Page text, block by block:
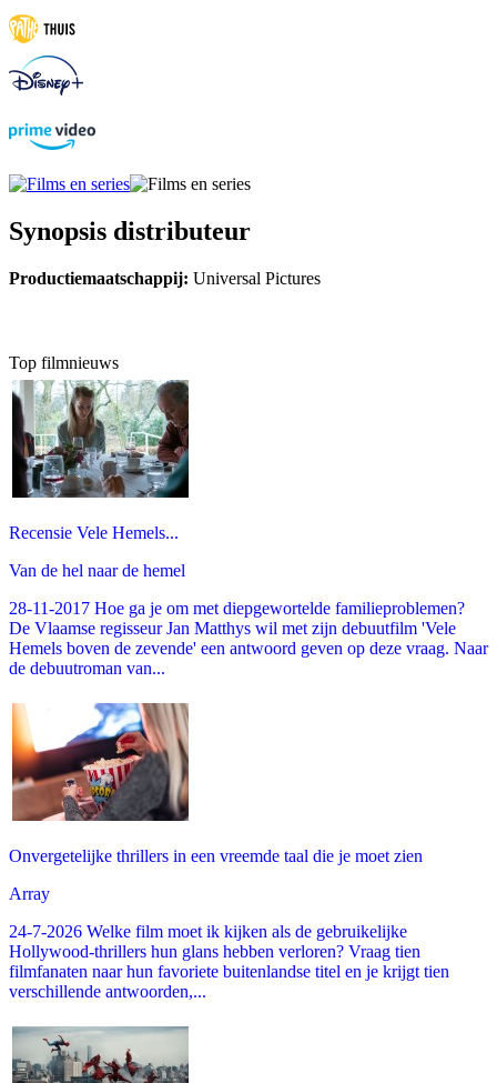
Synopsis distributeur
Productiemaatschappij: Universal Pictures
Top filmnieuws
Recensie Vele Hemels...
Van de hel naar de hemel
28-11-2017 Hoe ga je om met diepgewortelde familieproblemen?
De Vlaamse regisseur Jan Matthys wil met zijn debuutfilm 'Vele
Hemels boven de zevende' een antwoord geven op deze vraag. Naar
de debuutroman van...
Onvergetelijke thrillers in een vreemde taal die je moet zien
Array
24-7-2026 Welke film moet ik kijken als de gebruikelijke
Hollywood-thrillers hun glans hebben verloren? Vraag tien
filmfanaten naar hun favoriete buitenlandse titel en je krijgt tien
verschillende antwoorden,...